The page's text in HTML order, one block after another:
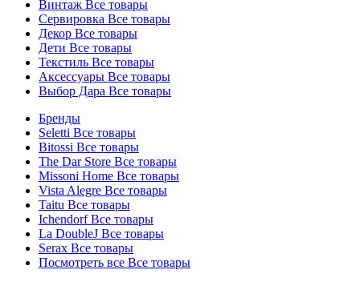
Винтаж Все товары
Сервировка Все товары
Декор Все товары
Дети Все товары
Текстиль Все товары
Аксессуары Все товары
Выбор Дара Все товары
Бренды
Seletti Все товары
Bitossi Все товары
The Dar Store Все товары
Missoni Home Все товары
Vista Alegre Все товары
Taitu Все товары
IchendorfВсе товары
La DoubleJ Все товары
Serax Все товары
Посмотреть все Все товары